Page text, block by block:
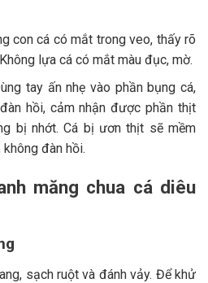
con cá có mắt trong veo, thấy rõ
lựa cá có mắt màu đục, mờ.
tay ấn nhẹ vào phần bụng cá,
hồi, cảm nhận được phần thịt
bị nhớt. Cá bị ươn thịt sẽ mềm
đàn hồi.
măng chua cá diêu
sạch ruột và đánh vảy. Để khử